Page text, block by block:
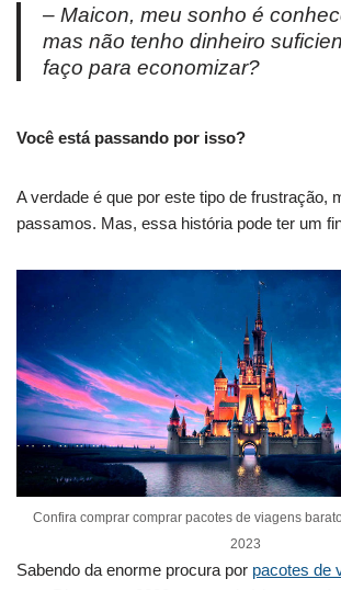
– Maicon, meu sonho é
mas não tenho dinheiro
faço para economizar?
Você está passando por isso?
A verdade é que por este tipo de frustração,
passamos. Mas, essa história pode ter um
Confira comprar comprar pacotes de viagens
2023
Sabendo da enorme procura por pacotes de